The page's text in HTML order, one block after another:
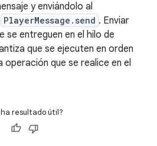
y enviándolo al
PlayerMessage.send . Enviar
se entreguen en el hilo de
que se ejecuten en orden
operación que se realice en el
ha resultado útil?